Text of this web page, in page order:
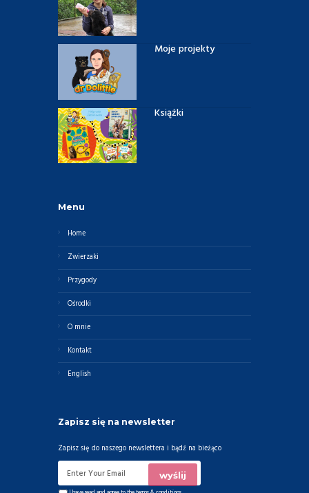
Moje projekty
Książki
Menu
Home
Zwierzaki
Przygody
Ośrodki
O mnie
Kontakt
English
Zapisz się na newsletter
Zapisz się do naszego newslettera i bądź na bieżąco